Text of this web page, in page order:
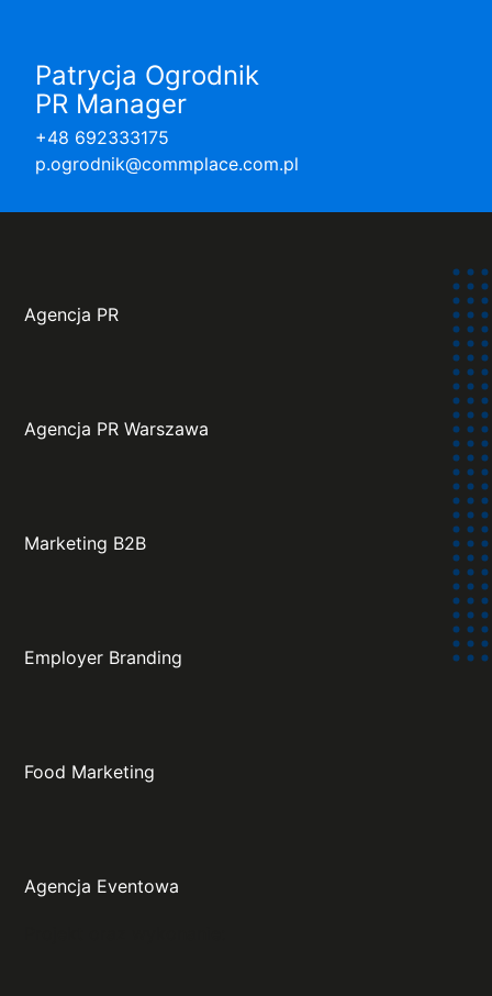
Patrycja Ogrodnik
PR Manager
+48 692333175
p.ogrodnik@commplace.com.pl
Agencja PR
Agencja PR Warszawa
Marketing B2B
Employer Branding
Food Marketing
Agencja Eventowa